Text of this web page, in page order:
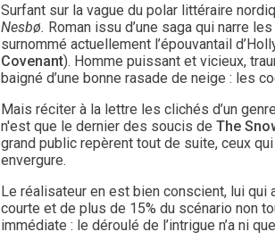
Surfant sur la vague du polar littéraire
Nesbø. Roman issu d’une saga qui narre
surnommé actuellement l’épouvantail
Covenant). Homme puissant et vicieux,
baigné d’une bonne rasade de neige : les
Mais réciter à la lettre les clichés d’un
n'est que le dernier des soucis de The
grand public repèrent tout de suite, ceux
envergure.
Le réalisateur en est bien conscient, lui
courte et de plus de 15% du scénario non
immédiate : le déroulé de l’intrigue n’a ni